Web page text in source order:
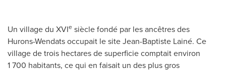
Un village du XVIe siècle fondé par les ancêtres des
Hurons-Wendats occupait le site Jean-Baptiste Lainé. Ce
village de trois hectares de superficie comptait environ
1 700 habitants, ce qui en faisait un des plus gros